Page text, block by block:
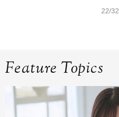
22/32
Feature Topics